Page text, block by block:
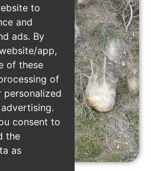
to
and
ads. By
app,
of these
of
consent to
the
as